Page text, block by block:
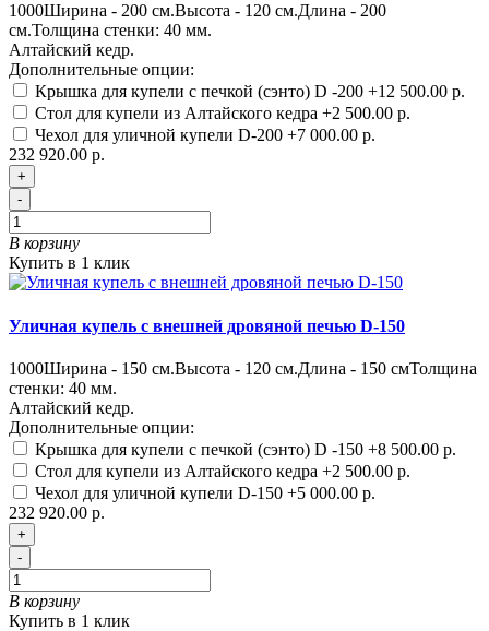
1000Ширина - 200 см.Высота - 120 см.Длина - 200
см.Толщина стенки: 40 мм.
Алтайский кедр.
Дополнительные опции:
Крышка для купели с печкой (сэнто) D -200 +12 500.00 р.
Стол для купели из Алтайского кедра +2 500.00 р.
Чехол для уличной купели D-200 +7 000.00 р.
232 920.00 р.
+
-
В корзину
Купить в 1 клик
Уличная купель с внешней дровяной печью D-150
1000Ширина - 150 см.Высота - 120 см.Длина - 150 смТолщина
стенки: 40 мм.
Алтайский кедр.
Дополнительные опции:
Крышка для купели с печкой (сэнто) D -150 +8 500.00 р.
Стол для купели из Алтайского кедра +2 500.00 р.
Чехол для уличной купели D-150 +5 000.00 р.
232 920.00 р.
+
-
В корзину
Купить в 1 клик